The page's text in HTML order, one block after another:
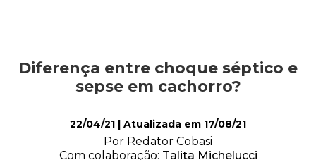
Alimentação
Curiosidades
Diferença entre choque séptico e
sepse em cachorro?
22/04/21 | Atualizada em 17/08/21
Por Redator Cobasi
Com colaboração: Talita Michelucci